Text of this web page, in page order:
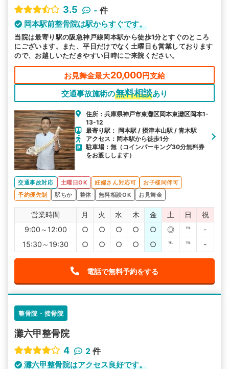
3.5
- 件
岡本駅前整骨院は駅からすぐです。
当院は最寄り駅の阪急神戸線岡本駅から徒歩1分とすぐのところ
にございます。また、平日だけでなく土曜日も営業しております
ので、お越しいただきやすい日時にご来院ください。
お見舞金最大20,000円支給
交通事故施術の無料相談あり
住所：兵庫県神戸市東灘区岡本東灘区岡本1-
13-12
最寄り駅： 岡本駅 / 摂津本山駅 / 青木駅
アクセス：岡本駅から徒歩1分
駐車場：無（コインパーキング30分無料券
をお渡しします）
交通事故対応 土曜日OK 妊婦さん対応可
お子様同伴可
予約優先制
駅ちか 整体 無料相談OK お見舞金
営業時間 月 火 水 木 金 土 日
祝
9:00～12:00
○ ○ ○ ○ ○ ◎ ℡
-
15:30～19:30
○ ○ ○ ○ ○ ℡ ℡ -
電話で無料予約をする
整骨院・接骨院
灘六甲整骨院
4
2 件
灘六甲整骨院はアクセス良好です。